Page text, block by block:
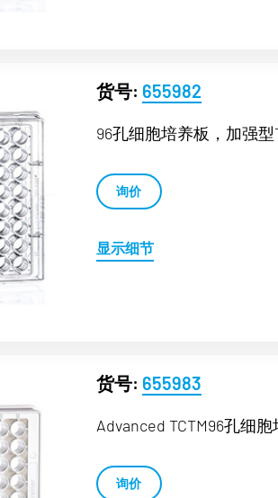
货号: 655982
96孔细胞培养板，加强
询价
显示细节
货号: 655983
Advanced TCTM96孔细
询价